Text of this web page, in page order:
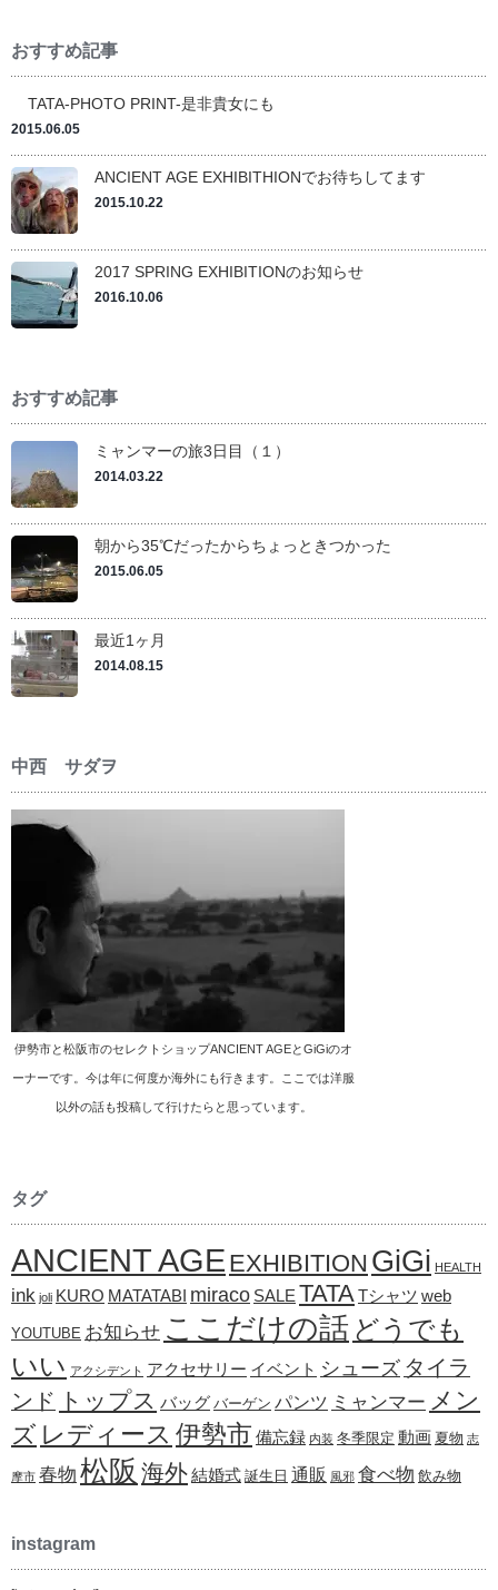
おすすめ記事
TATA-PHOTO PRINT-是非貴女にも
2015.06.05
ANCIENT AGE EXHIBITHIONでお待ちしてます
2015.10.22
2017 SPRING EXHIBITIONのお知らせ
2016.10.06
おすすめ記事
ミャンマーの旅3日目（１）
2014.03.22
朝から35℃だったからちょっときつかった
2015.06.05
最近1ヶ月
2014.08.15
中西 サダヲ
伊勢市と松阪市のセレクトショップANCIENT AGEとGiGiのオ
ーナーです。今は年に何度か海外にも行きます。ここでは洋服
以外の話も投稿して行けたらと思っています。
タグ
ANCIENT AGE EXHIBITION GiGi HEALTH
ink joli KURO MATATABI miraco SALE TATATシャツ web
YOUTUBE お知らせ ここだけの話 どうでも
いい アクシデント アクセサリー イベント シューズ タイラ
ンド トップス バッグ バーゲン パンツ ミャンマー メン
ズ レディース 伊勢市 備忘録 内装 冬季限定 動画 夏物 志
摩市 春物 松阪 海外結婚式 誕生日 通販 風邪 食べ物 飲み物
instagram